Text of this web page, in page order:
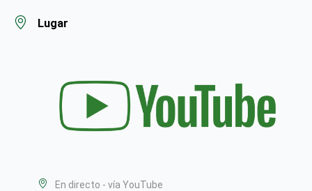
Lugar
En directo - vía YouTube